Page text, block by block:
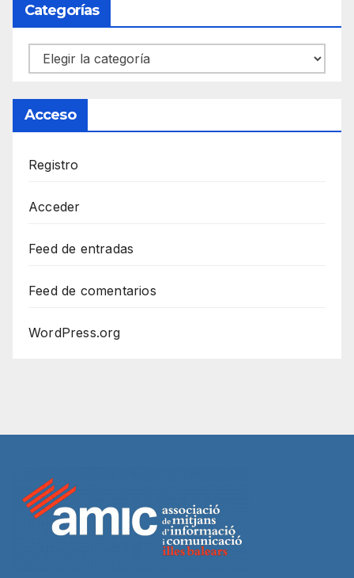
Categorías
Categorías
Acceso
Registro
Acceder
Feed de entradas
Feed de comentarios
WordPress.org